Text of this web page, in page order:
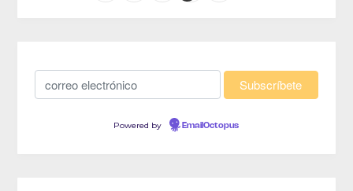
Powered by EmailOctopus